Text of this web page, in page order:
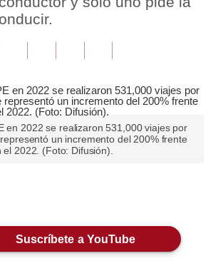
en 2022 se realizaron 531,000 viajes por
un incremento del 200% frente
2022. (Foto: Difusión).
Suscríbete a YouTube